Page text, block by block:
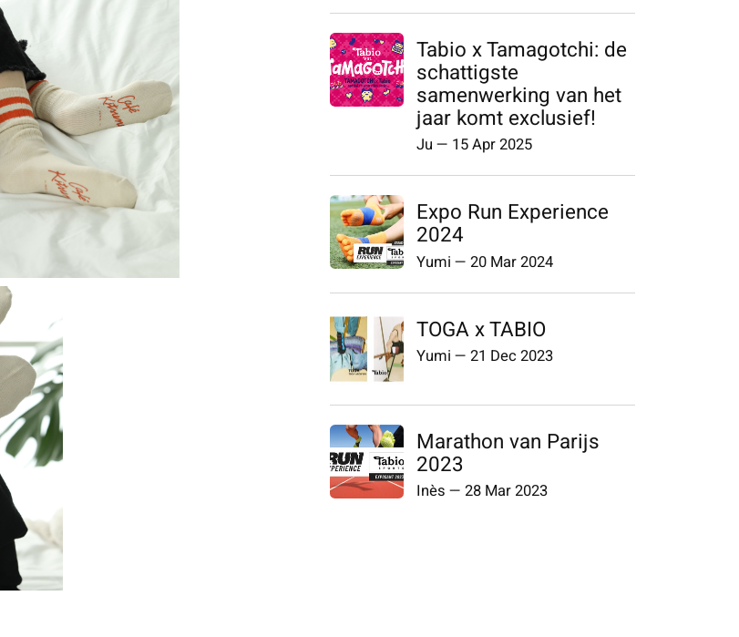
Tabio x Tamagotchi: de
schattigste
samenwerking van het
jaar komt exclusief!
Ju — 15 Apr 2025
Expo Run Experience
2024
Yumi — 20 Mar 2024
TOGA x TABIO
Yumi — 21 Dec 2023
Marathon van Parijs
2023
Inès — 28 Mar 2023